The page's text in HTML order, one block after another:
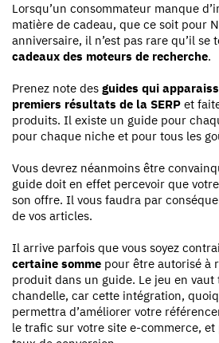
Lorsqu’un consommateur manque
matière de cadeau, que ce soit pour
anniversaire, il n’est pas rare qu’il se
cadeaux des moteurs de recherche.
Prenez note des guides qui
premiers résultats de la SERP et
produits. Il existe un guide pour
pour chaque niche et pour tous les
Vous devrez néanmoins être
guide doit en effet percevoir que
son offre. Il vous faudra par
de vos articles.
Il arrive parfois que vous soyez
certaine somme pour être autorisé à
produit dans un guide. Le jeu en vaut
chandelle, car cette intégration,
permettra d’améliorer votre
le trafic sur votre site e-commerce,